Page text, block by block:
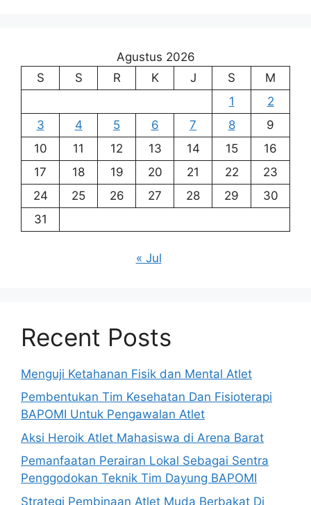
Agustus 2026
S
S R K J S
M
1
2
3
4 5 6 7 8
9
10
11 12 13 14 15
16
17
18 19 20 21 22
23
24
25 26 27 28 29
30
31
« Jul
Recent Posts
Menguji Ketahanan Fisik dan Mental Atlet
Pembentukan Tim Kesehatan Dan Fisioterapi
BAPOMI Untuk Pengawalan Atlet
Aksi Heroik Atlet Mahasiswa di Arena Barat
Pemanfaatan Perairan Lokal Sebagai Sentra
Penggodokan Teknik Tim Dayung BAPOMI
Strategi Pembinaan Atlet Muda Berbakat Di